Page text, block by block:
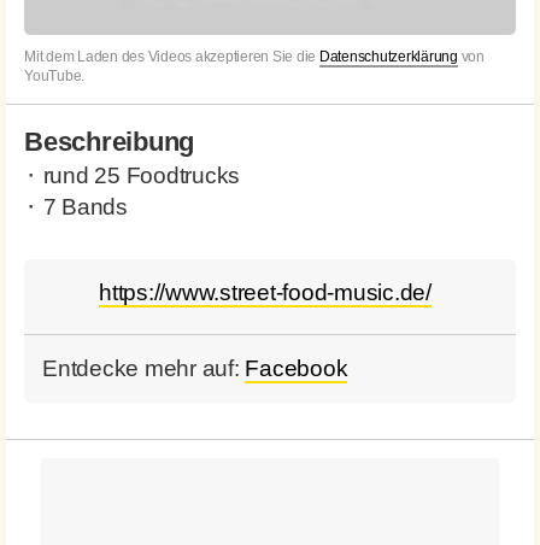
Mit dem Laden des Videos akzeptieren Sie die Datenschutzerklärung von
YouTube.
Beschreibung
⬝ rund 25 Foodtrucks
⬝ 7 Bands
https://www.street-food-music.de/
Entdecke mehr auf: Facebook